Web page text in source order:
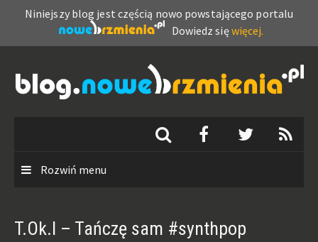
Niniejszy blog jest częścią nowo powstającego portalu
Dowiedz sięwięcej.
content
Rozwiń menu
T.Ok.I – Tańczę sam #synthpop